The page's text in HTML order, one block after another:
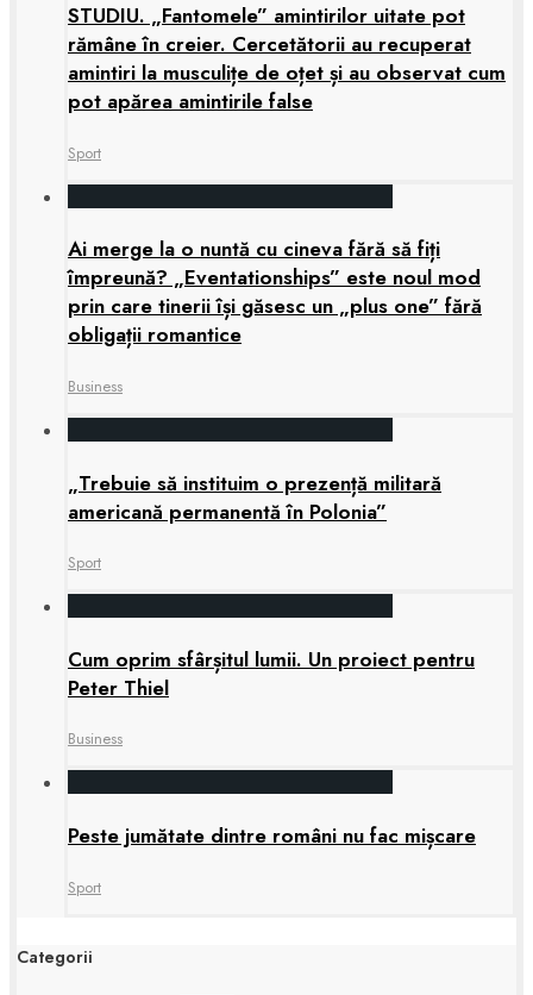
STUDIU. „Fantomele” amintirilor uitate pot
rămâne în creier. Cercetătorii au recuperat
amintiri la musculițe de oțet și au observat cum
pot apărea amintirile false
Sport
Ai merge la o nuntă cu cineva fără să fiți
împreună? „Eventationships” este noul mod
prin care tinerii își găsesc un „plus one” fără
obligații romantice
Business
„Trebuie să instituim o prezență militară
americană permanentă în Polonia”
Sport
Cum oprim sfârșitul lumii. Un proiect pentru
Peter Thiel
Business
Peste jumătate dintre români nu fac mișcare
Sport
Categorii